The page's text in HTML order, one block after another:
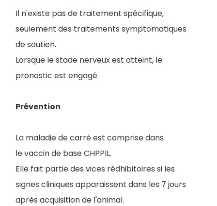
Il n'existe pas de traitement spécifique,
seulement des traitements symptomatiques
de soutien.
Lorsque le stade nerveux est atteint, le
pronostic est engagé.
Prévention
La maladie de carré est comprise dans
le vaccin de base CHPPIL.
Elle fait partie des vices rédhibitoires si les
signes cliniques apparaissent dans les 7 jours
après acquisition de l'animal.